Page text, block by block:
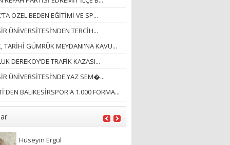
ÖZEL BEDEN EĞİTİMİ VE SP...
ÜNİVERSİTESİ’NDEN TERCİH...
TARİHİ GÜMRÜK MEYDANI'NA KAVU...
DEREKÖY’DE TRAFİK KAZASI...
ÜNİVERSİTESİ’NDE YAZ SEM�...
BALIKESİRSPOR'A 1.000 FORMA...
İlknur Solmaz Çoban
“DOĞANIN GÜLEÇ
ÖZLERKEN…”
23/11/2025
“Ne çok şey oldu
unutulmaması gereken”
Hüseyin Ergül